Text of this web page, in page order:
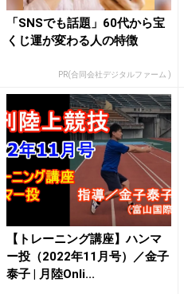
「SNSでも話題」60代から宝
くじ運が変わる人の特徴
PR(合同会社デジタルファーム )
【トレーニング講座】ハンマ
ー投（2022年11月号）／金子
泰子 | 月陸Onli...